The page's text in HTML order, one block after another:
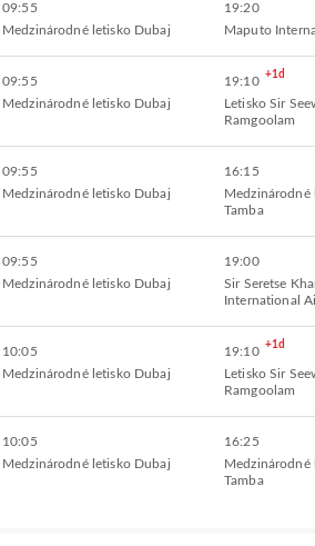
09:55
Medzinárodné letisko Dubaj
19:20
Maputo
09:55
Medzinárodné letisko Dubaj
19:10 +1d
Letisko Sir
Ramgoolam
09:55
Medzinárodné letisko Dubaj
16:15
Medzinárodné
Tamba
09:55
Medzinárodné letisko Dubaj
19:00
Sir Seretse
International
10:05
Medzinárodné letisko Dubaj
19:10 +1d
Letisko Sir
Ramgoolam
10:05
Medzinárodné letisko Dubaj
16:25
Medzinárodné
Tamba